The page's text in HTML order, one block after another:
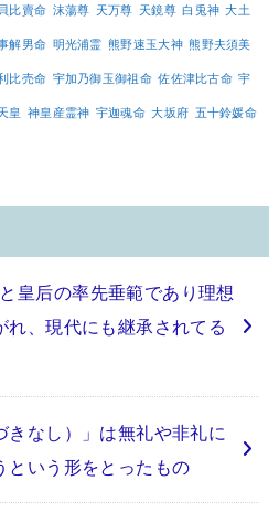
比賣命 沫蕩尊 天万尊 天鏡尊 白兎神 大土
解男命 明光浦霊 熊野速玉大神 熊野夫須美
比売命 宇加乃御玉御祖命 佐佐津比古命 宇
皇 神皇産霊神 宇迦魂命 大坂府 五十鈴媛命
皇后の率先垂範であり理想
、現代にも継承されてる
なし）」は無礼や非礼に
という形をとったもの